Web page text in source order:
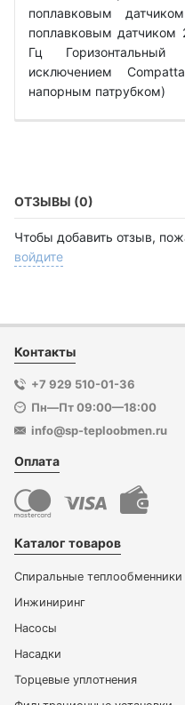
поплавковым
поплавковым
Гц
исключением
напорным патрубком)
ОТЗЫВЫ (0)
Чтобы добавить отзыв,
войдите
Контакты
+7 929 510-01-36
Пн—Пт 09:00—18:00
info@sp-teploobmen.ru
Оплата
Каталог товаров
Спиральные теплообменники
Инжиниринг
Насосы
Насадки
Торцевые уплотнения